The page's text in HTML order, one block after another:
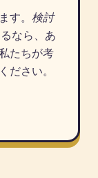
す。 検討
なら、あ
たちが考
ださい。